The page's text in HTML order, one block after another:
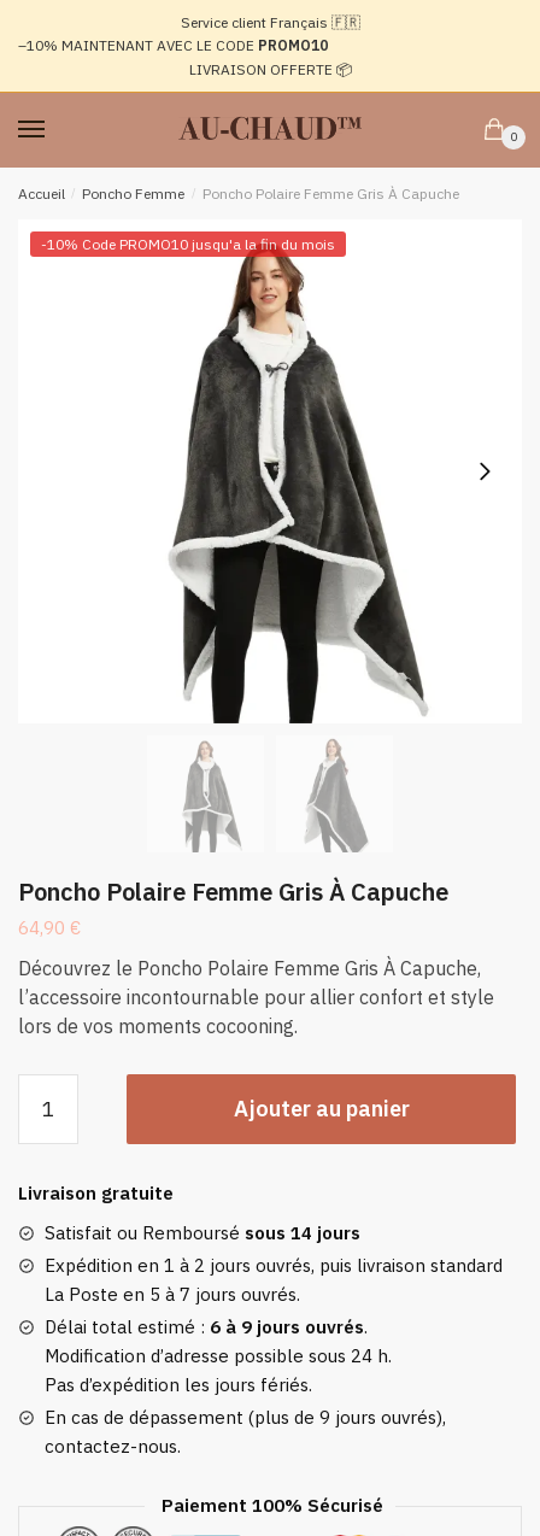
navigation
Service client Français 🇫🇷
–10% MAINTENANT AVEC LE CODE PROMO10
LIVRAISON OFFERTE 📦
0
Accueil / Poncho Femme / Poncho Polaire Femme Gris À Capuche
-10% Code PROMO10 jusqu'a la fin du mois
Poncho Polaire Femme Gris À Capuche
64,90 €
Découvrez le Poncho Polaire Femme Gris À Capuche,
l’accessoire incontournable pour allier confort et style
lors de vos moments cocooning.
Poncho
Femme
Gris
À
Capuche
Ajouter au panier
Livraison gratuite
Satisfait ou Remboursé sous 14 jours
Expédition en 1 à 2 jours ouvrés, puis livraison standard
La Poste en 5 à 7 jours ouvrés.
Délai total estimé : 6 à 9 jours ouvrés.
Modification d’adresse possible sous 24 h.
Pas d’expédition les jours fériés.
En cas de dépassement (plus de 9 jours ouvrés),
contactez-nous.
Paiement 100% Sécurisé